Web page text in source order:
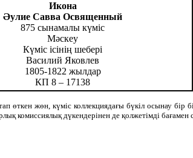
Икона
Әулие Савва Освященный
875 сынамалы күміс
Мәскеу
Күміс ісінің шебері
Василий Яковлев
1805-1822 жылдар
КП 8 – 17138
өткен жөн, күміс коллекциядағы бүкіл осынау
комиссиялық дүкендерінен де қолжетімді